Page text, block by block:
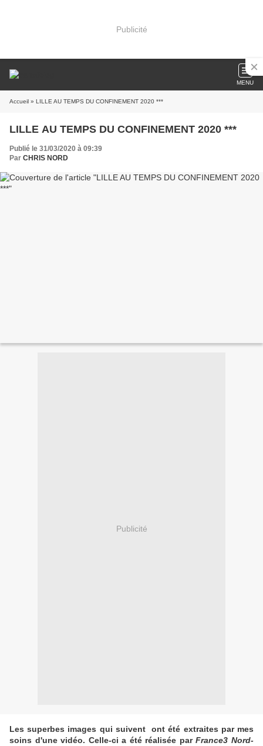
Publicité
MENU
Accueil » LILLE AU TEMPS DU CONFINEMENT 2020 ***
LILLE AU TEMPS DU CONFINEMENT 2020 ***
Publié le 31/03/2020 à 09:39
Par CHRIS NORD
Publicité
Les superbes images qui suivent ont été extraites par mes
soins d'une vidéo. Celle-ci a été réalisée parFrance3 Nord-